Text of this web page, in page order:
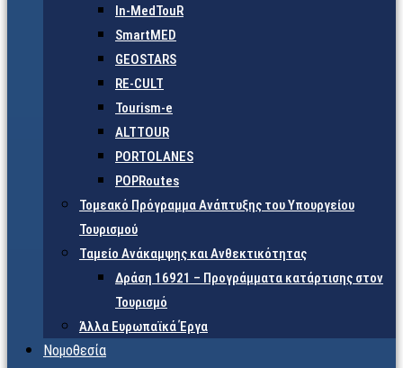
In-MedTouR
SmartMED
GEOSTARS
RE-CULT
Tourism-e
ALTTOUR
PORTOLANES
POPRoutes
Τομεακό Πρόγραμμα Ανάπτυξης του Υπουργείου
Τουρισμού
Ταμείο Ανάκαμψης και Ανθεκτικότητας
Δράση 16921 – Προγράμματα κατάρτισης στον
Τουρισμό
Άλλα Ευρωπαϊκά Έργα
Νομοθεσία